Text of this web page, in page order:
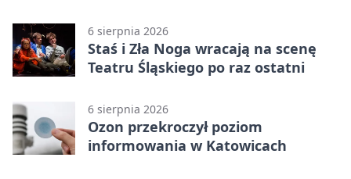
rundy kwalifikacyjnej
6 sierpnia 2026
Staś i Zła Noga wracają na scenę
Teatru Śląskiego po raz ostatni
6 sierpnia 2026
Ozon przekroczył poziom
informowania w Katowicach